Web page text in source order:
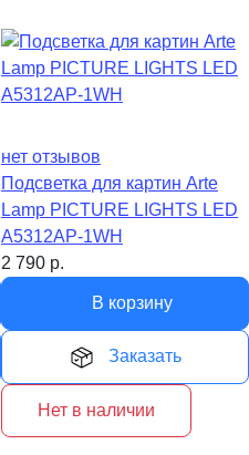
нет отзывов
Подсветка для картин Arte
Lamp PICTURE LIGHTS LED
A5312AP-1WH
2 790 р.
В корзину
Заказать
Нет в наличии